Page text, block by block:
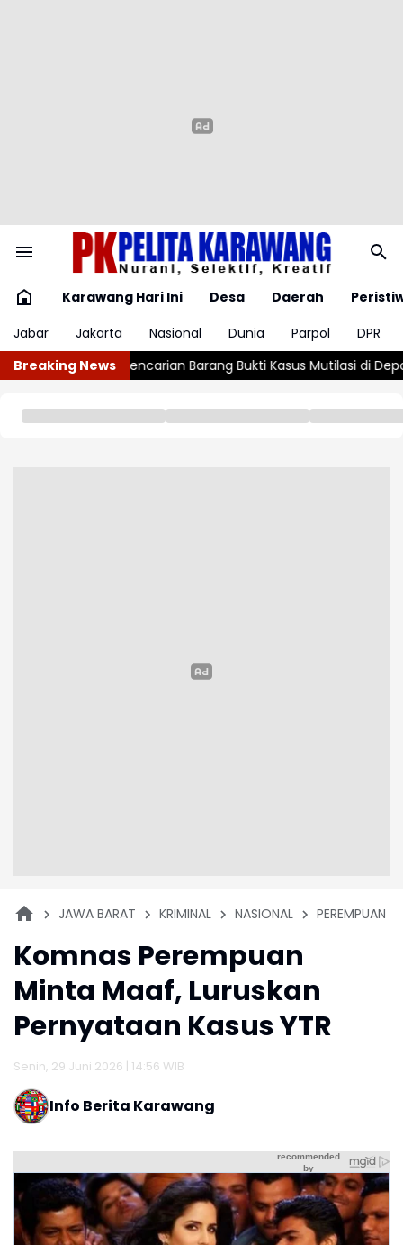
Karawang Hari Ini Desa Daerah
Jabar
Jakarta Nasional Dunia Parpol
DPR
Breaking News
Kasus Mutilasi di Depok Jutaan Obat Terlarang dan Miras
JAWA BARAT KRIMINAL NASIONAL PEREMPUAN
Komnas Perempuan
Minta Maaf, Luruskan
Pernyataan Kasus YTR
Senin, 29 Juni 2026 | 14:56 WIB
Info Berita Karawang